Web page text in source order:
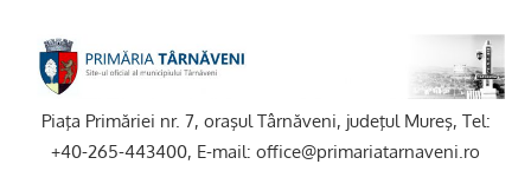
content
Piaţa Primăriei nr. 7, oraşul Târnăveni, judeţul Mureş, Tel:
+40-265-443400, E-mail: office@primariatarnaveni.ro